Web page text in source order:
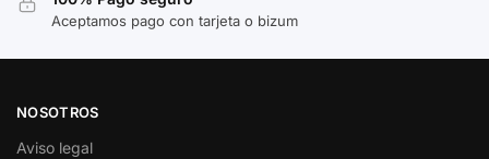
Aceptamos pago con tarjeta o bizum
NOSOTROS
Aviso legal